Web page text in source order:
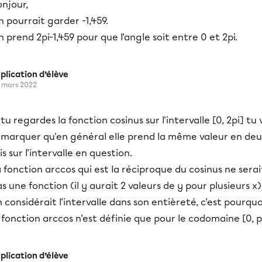
pourrait garder -1,459.
prend 2pi-1,459 pour que l'angle soit entre 0 et 2pi.
d’élève
2022
tu regardes la fonction cosinus sur l'intervalle [0, 2pi] tu
qu'en général elle prend la même valeur en
sur l'intervalle en question.
fonction arccos qui est la réciproque du cosinus ne
une fonction (il y aurait 2 valeurs de y pour plusieurs x)
considérait l'intervalle dans son entièreté, c'est
arccos n'est définie que pour le codomaine [0,
d’élève